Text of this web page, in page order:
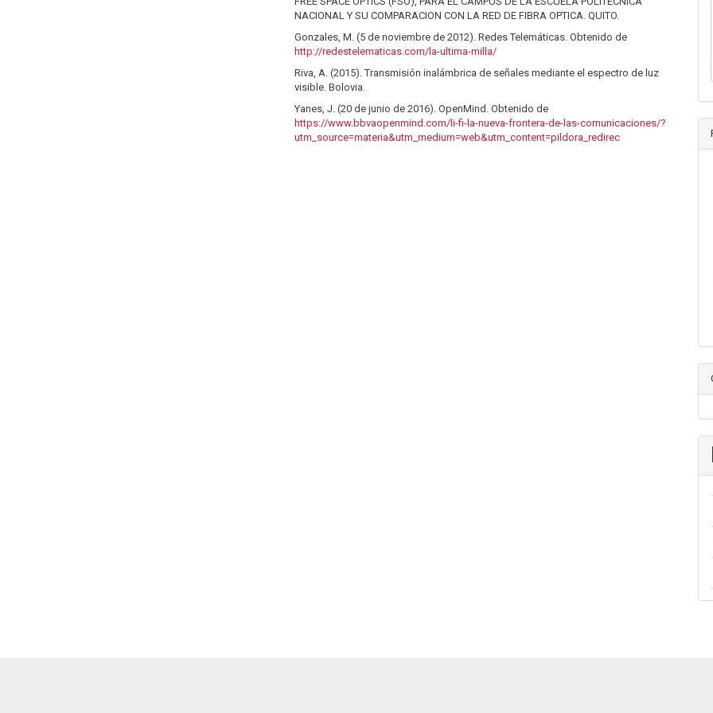
NACIONAL Y SU COMPARACION CON LA RED DE FIBRA OPTICA. QUITO.
Gonzales, M. (5 de noviembre de 2012). Redes Telemáticas. Obtenido de
http://redestelematicas.com/la-ultima-milla/
Riva, A. (2015). Transmisión inalámbrica de señales mediante el espectro de luz
visible. Bolovia.
Yanes, J. (20 de junio de 2016). OpenMind. Obtenido de
https://www.bbvaopenmind.com/li-fi-la-nueva-frontera-de-las-comunicaciones/?
utm_source=materia&utm_medium=web&utm_content=pildora_redirec